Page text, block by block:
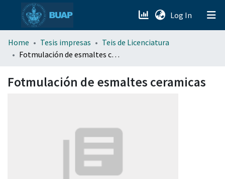
Log In (current)
menu.section.about_menu
Home Tesis impresas
Teis de Licenciatura
Fotmulación de esmaltes ceramicas
Fotmulación de esmaltes ceramicas